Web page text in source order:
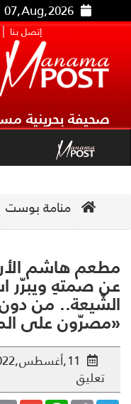
07,Aug,2026
إتصل بنا | من
صحيفة بحرينية
منامة بوست
هاشم
صمتهِ ويبرّر
من دون
على
11,أغسطس,2022 |
تعليق